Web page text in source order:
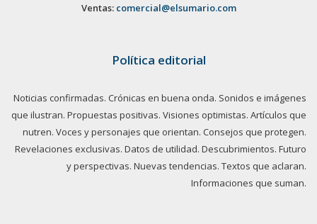
Ventas: comercial@elsumario.com
Política editorial
Noticias confirmadas. Crónicas en buena onda. Sonidos e imágenes
que ilustran. Propuestas positivas. Visiones optimistas. Artículos que
nutren. Voces y personajes que orientan. Consejos que protegen.
Revelaciones exclusivas. Datos de utilidad. Descubrimientos. Futuro
y perspectivas. Nuevas tendencias. Textos que aclaran.
Informaciones que suman.